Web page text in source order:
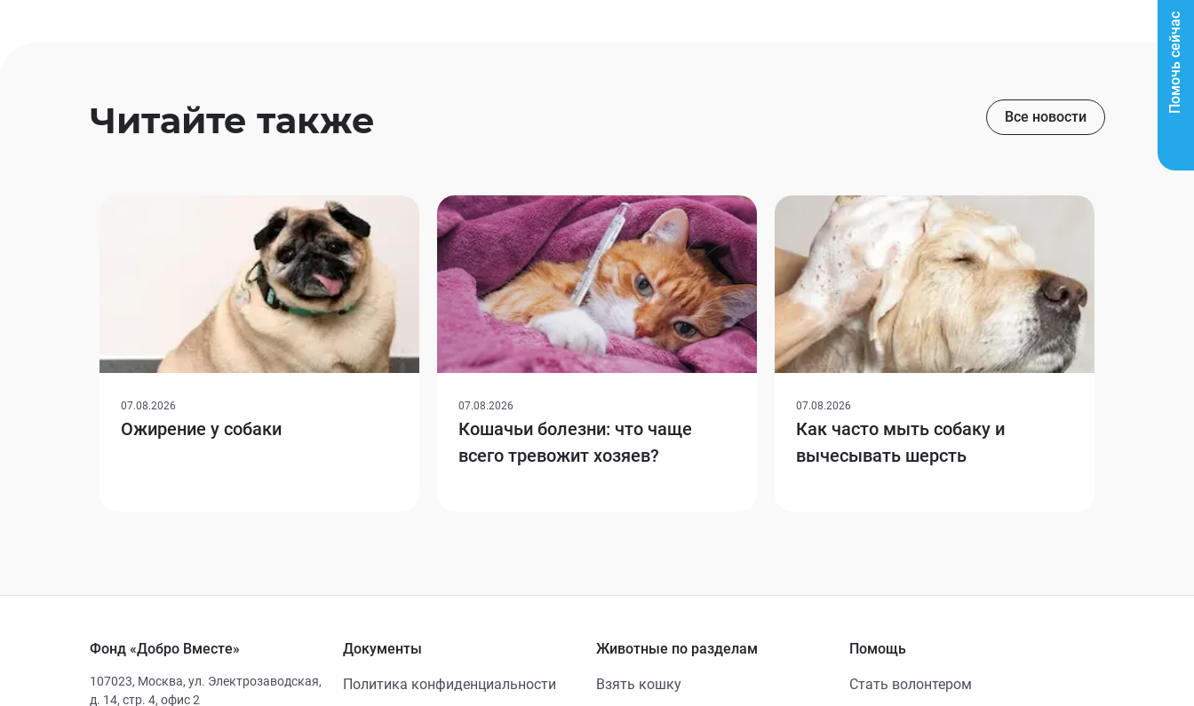
Читайте также Все новости
07.08.2026
Ожирение у собаки
07.08.2026
Кошачьи болезни: что чаще
всего тревожит хозяев?
07.08.2026
Как часто мыть собаку и
вычесывать шерсть
Помочь сейчас
Фонд «Добро Вместе»
107023, Москва, ул. Электрозаводская,
д. 14, стр. 4, офис 2
Документы
Политика конфиденциальности
Животные по разделам
Взять кошку
Помощь
Стать волонтером